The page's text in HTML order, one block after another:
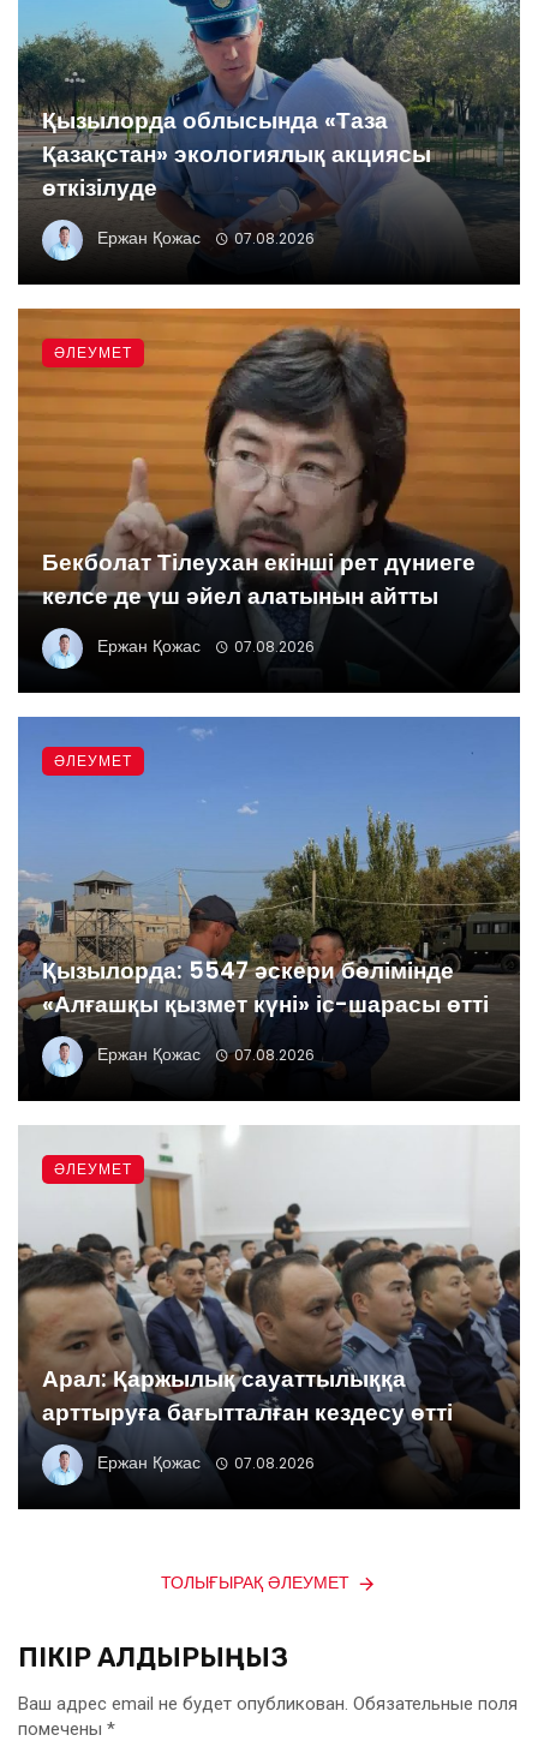
Қызылорда облысында «Таза
Қазақстан» экологиялық акциясы
өткізілуде
Ержан Қожас 07.08.2026
Бекболат Тілеухан екінші рет дүниеге
келсе де үш әйел алатынын айтты
Ержан Қожас 07.08.2026
ӘЛЕУМЕТ
Қызылорда: 5547 әскери бөлімінде
«Алғашқы қызмет күні» іс-шарасы өтті
Ержан Қожас 07.08.2026
ӘЛЕУМЕТ
Арал: Қаржылық сауаттылыққа
арттыруға бағытталған кездесу өтті
Ержан Қожас 07.08.2026
ӘЛЕУМЕТ
ТОЛЫҒЫРАҚ ӘЛЕУМЕТ
ПІКІР ҚАЛДЫРЫҢЫЗ
Ваш адрес email не будет опубликован. Обязательные поля
помечены *